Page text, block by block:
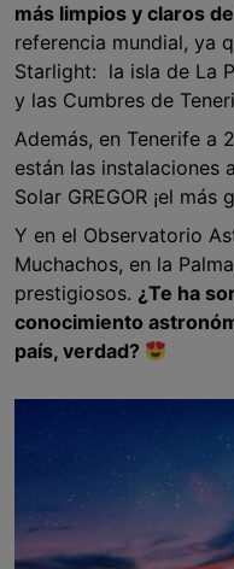
más limpios y claros
referencia mundial, ya
Starlight: la isla de La
y las Cumbres de
Además, en Tenerife a
están las instalaciones
Solar GREGOR ¡el
Y en el Observatorio
Muchachos, en la
prestigiosos. ¿Te ha
conocimiento
país, verdad?